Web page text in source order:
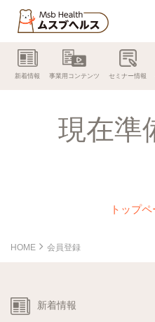
新着情報 事業用コンテンツ セミナー情報
現在準
トップ
HOME 会員登録
新着情報